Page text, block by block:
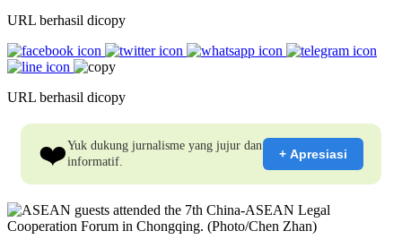
URL berhasil dicopy
URL berhasil dicopy
❤️Yuk dukung jurnalisme yang jujur dan
informatif.
+ Apresiasi